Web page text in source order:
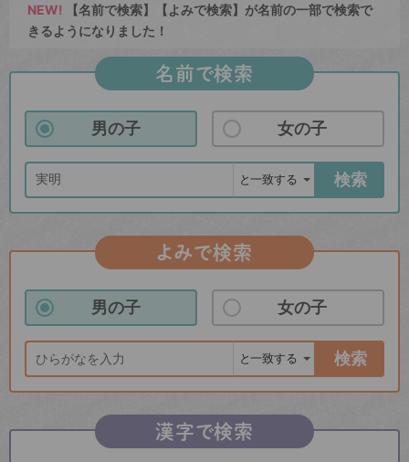
NEW! 【名前で検索】【よみで検索】が名前の一部で検索で
きるようになりました！
名前で検索
男の子 女の子
検索
よみで検索
男の子 女の子
検索
漢字で検索